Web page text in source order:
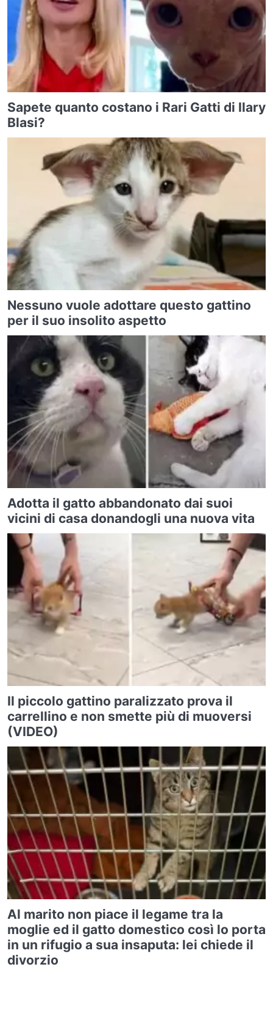
Sapete quanto costano i Rari Gatti di Ilary
Blasi?
Nessuno vuole adottare questo gattino
per il suo insolito aspetto
Adotta il gatto abbandonato dai suoi
vicini di casa donandogli una nuova vita
Il piccolo gattino paralizzato prova il
carrellino e non smette più di muoversi
(VIDEO)
Al marito non piace il legame tra la
moglie ed il gatto domestico così lo porta
in un rifugio a sua insaputa: lei chiede il
divorzio